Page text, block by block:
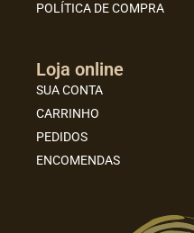
POLÍTICA DE COMPRA
Loja online
SUA CONTA
CARRINHO
PEDIDOS
ENCOMENDAS